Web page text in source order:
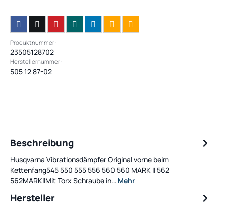
Produktnummer:
23505128702
Herstellernummer:
505 12 87-02
Beschreibung
Husqvarna Vibrationsdämpfer Original vorne beim
Kettenfang545 550 555 556 560 560 MARK II 562
562MARKIIMit Torx Schraube in… Mehr
Hersteller